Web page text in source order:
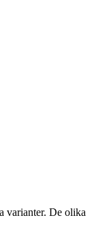
varianter. De olika